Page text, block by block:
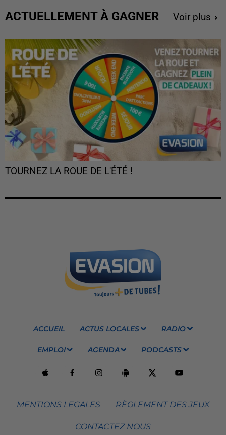
ACTUELLEMENT À GAGNER Voir plus
TOURNEZ LA ROUE DE L'ÉTÉ !
ACCUEIL ACTUS LOCALES RADIO
EMPLOI AGENDA PODCASTS
MENTIONS LEGALES RÈGLEMENT DES JEUX
CONTACTEZ NOUS